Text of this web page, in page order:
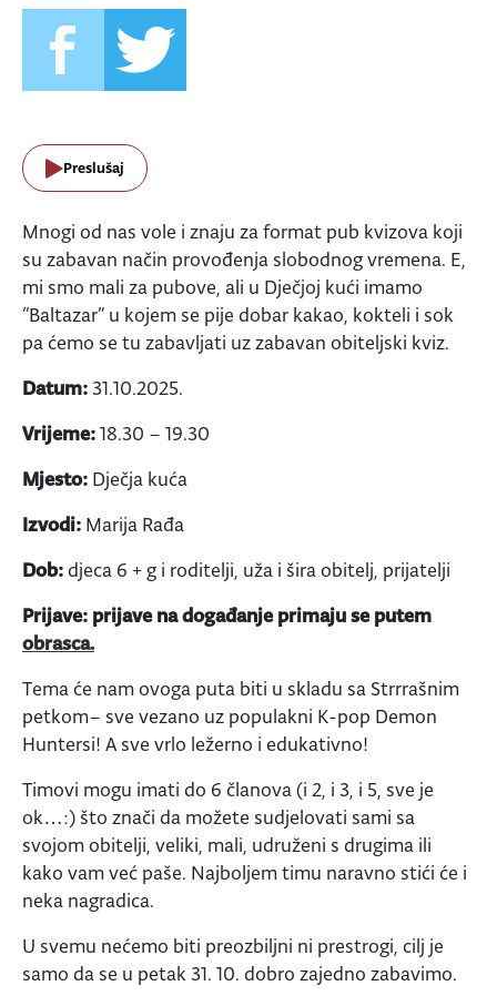
Preslušaj
Mnogi od nas vole i znaju za format pub kvizova koji
su zabavan način provođenja slobodnog vremena. E,
mi smo mali za pubove, ali u Dječjoj kući imamo
“Baltazar” u kojem se pije dobar kakao, kokteli i sok
pa ćemo se tu zabavljati uz zabavan obiteljski kviz.
Datum:31.10.2025.
Vrijeme:18.30 – 19.30
Mjesto: Dječja kuća
Izvodi: Marija Rađa
Dob:djeca 6 + g i roditelji, uža i šira obitelj, prijatelji
Prijave: prijave na događanje primaju se putem
obrasca.
Tema će nam ovoga puta biti u skladu sa Strrrašnim
petkom– sve vezano uz populakni K-pop Demon
Huntersi! A sve vrlo ležerno i edukativno!
Timovi mogu imati do 6 članova (i 2, i 3, i 5, sve je
ok…:) što znači da možete sudjelovati sami sa
svojom obitelji, veliki, mali, udruženi s drugima ili
kako vam već paše. Najboljem timu naravno stići će i
neka nagradica.
U svemu nećemo biti preozbiljni ni prestrogi, cilj je
samo da se u petak 31. 10. dobro zajedno zabavimo.